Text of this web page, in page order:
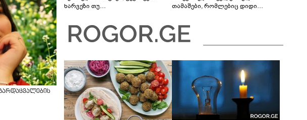
ხარვეზი თუ
თამაშები, რომლებიც დიდი